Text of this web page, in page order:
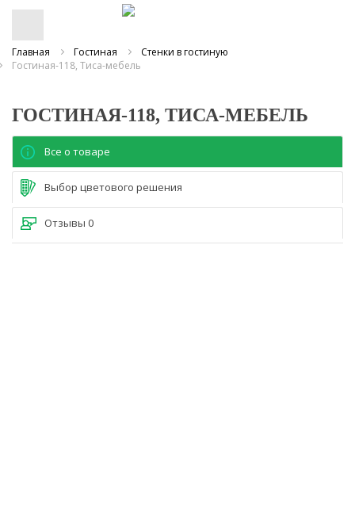
Главная Гостиная
Стенки в гостиную
Гостиная-118, Тиса-мебель
ГОСТИНАЯ-118, ТИСА-МЕБЕЛЬ
Все о товаре
Выбор цветового решения
Отзывы 0